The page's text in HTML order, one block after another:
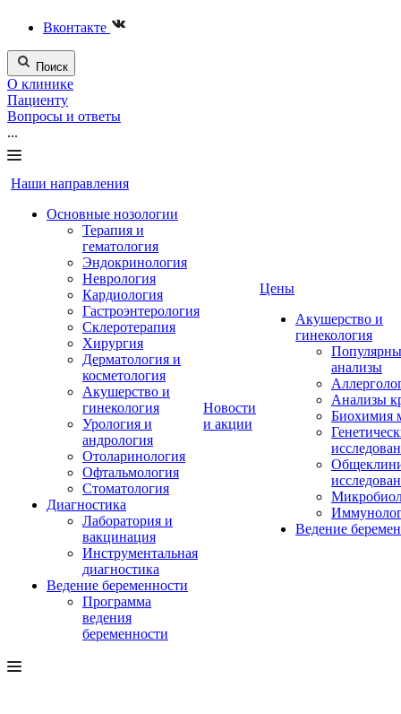
Вконтакте
Поиск
О клинике
Пациенту
Вопросы и ответы
...
Наши направления
Основные нозологии
Терапия и
гематология
Эндокринология
Неврология
Кардиология
Гастроэнтерология
Склеротерапия
Хирургия
Дерматология и
косметология
Акушерство и
гинекология
Урология и
андрология
Отоларинология
Офтальмология
Стоматология
Диагностика
Лаборатория и
вакцинация
Инструментальная
диагностика
Ведение беременности
Программа
ведения
беременности
Новости
и акции
Цены
Акушерство и
гинекология
анализы
Анализы
Биохимия
Ведение